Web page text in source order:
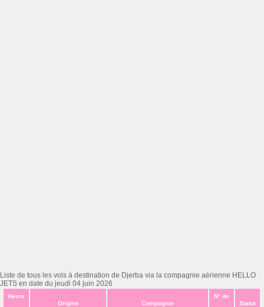
Liste de tous les vols à destination de Djerba via la compagnie aérienne HELLO
JETS en date du jeudi 04 juin 2026
Heure
Origine Compagnie
N° de
Statut